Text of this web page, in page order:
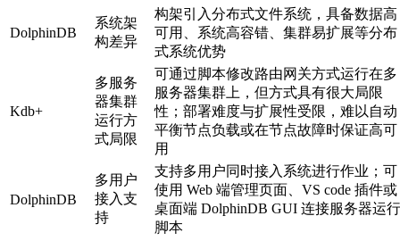
DolphinDB
系统架
构差异
构架引入分布式文件系统，具备数据高
可用、系统高容错、集群易扩展等分布
式系统优势
Kdb+
多服务
器集群
运行方
式局限
可通过脚本修改路由网关方式运行在多
服务器集群上，但方式具有很大局限
性；部署难度与扩展性受限，难以自动
平衡节点负载或在节点故障时保证高可
用
DolphinDB
多用户
接入支
持
支持多用户同时接入系统进行作业；可
使用 Web 端管理页面、VS code 插件或
桌面端 DolphinDB GUI 连接服务器运行
脚本